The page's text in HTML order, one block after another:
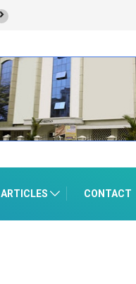
ARTICLES CONTACT